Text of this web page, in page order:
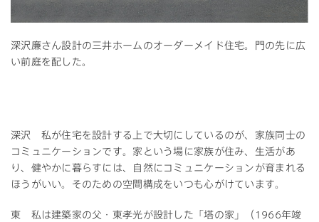
深沢廉さん設計の三井ホームのオーダーメイド住宅。門の先に広
い前庭を配した。
深沢 私が住宅を設計する上で大切にしているのが、家族同士の
コミュニケーションです。家という場に家族が住み、生活があ
り、健やかに暮らすには、自然にコミュニケーションが育まれる
ほうがいい。そのための空間構成をいつも心がけています。
東 私は建築家の父・東孝光が設計した「塔の家」（1966年竣